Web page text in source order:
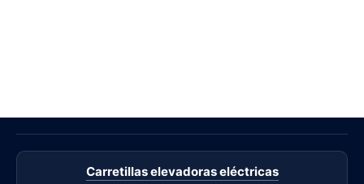
Carretillas elevadoras eléctricas